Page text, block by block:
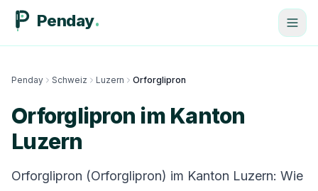
Penday
Penday Schweiz Luzern Orforglipron
Orforglipron im Kanton
Luzern
Orforglipron (Orforglipron) im Kanton Luzern: Wie